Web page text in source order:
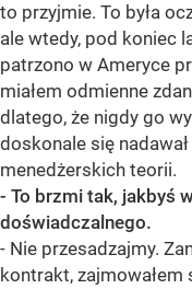
to przyjmie. To była
ale wtedy, pod koniec
patrzono w Ameryce
miałem odmienne
dlatego, że nigdy go
doskonale się
menedżerskich teorii.
- To brzmi tak, jakbyś
doświadczalnego.
- Nie przesadzajmy.
kontrakt,